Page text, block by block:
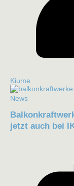
Kiume
News
jetzt auch bei